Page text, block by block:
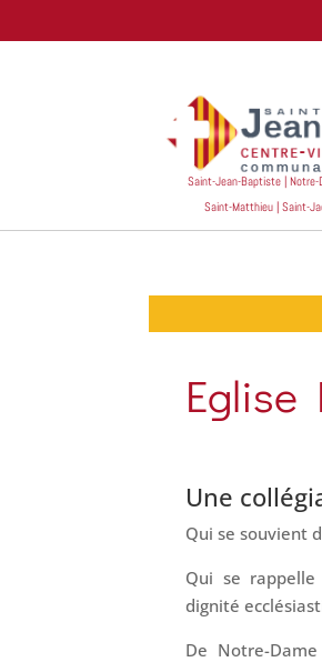
Saint-Jean-Baptiste | Notre-
Saint-Matthieu | Saint-
Eglise
Une
Qui se souvient
Qui se
dignité
De Notre-